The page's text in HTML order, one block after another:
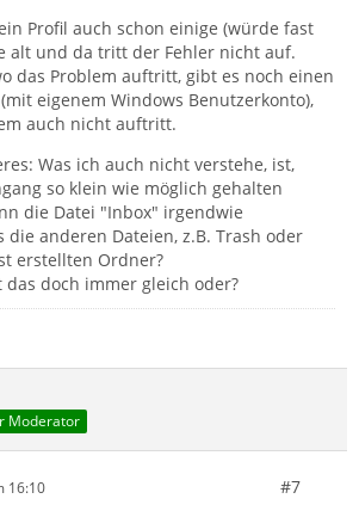
Profil auch schon einige (würde fast
alt und da tritt der Fehler nicht auf.
das Problem auftritt, gibt es noch einen
eigenem Windows Benutzerkonto),
auch nicht auftritt.
Was ich auch nicht verstehe, ist,
so klein wie möglich gehalten
die Datei "Inbox" irgendwie
anderen Dateien, z.B. Trash oder
erstellten Ordner?
doch immer gleich oder?
Moderator
16:10 #7